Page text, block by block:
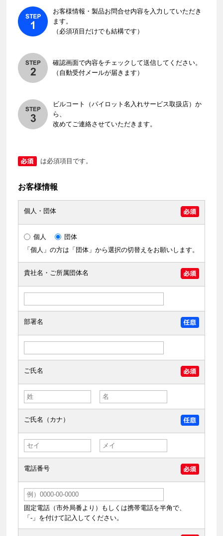
お客様情報・製品お問合せ内容を入力していただき
ます。
（必須項目だけでも結構です）
確認画面で内容をチェックして送信してください。
（自動受付メールが届きます）
ビルコート（パイロット名入れサービス取扱店）か
ら、
改めてご連絡させていただきます。
は必須項目です。
お客様情報
個人・団体
個人
団体
「個人」の方は「団体」から選択の切替えをお願いします。
貴社名・ご所属団体名
部署名
ご氏名
ご氏名（カナ）
電話番号
固定電話（市外局番より）もしくは携帯電話を半角で、
「-」を付けて記入してください。